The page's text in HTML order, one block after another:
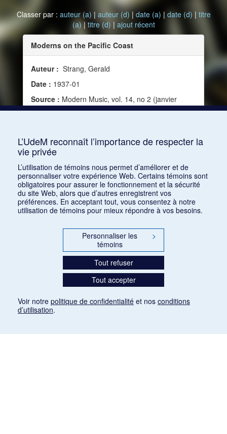
Classer par : auteur (a) | auteur (d) | date (a) | date (d) | titre
(a)| titre (d) | ajout récent
Moderns on the Pacific Coast
Auteur : Strang, Gerald
Date : 1937-01
Source : Modern Music, vol. 14, no 2 (janvier
1937)
L’UdeM reconnaît l’importance de respecter la
vie privée
L’utilisation de témoins nous permet d’améliorer et de
personnaliser votre expérience Web. Certains témoins sont
obligatoires pour assurer le fonctionnement et la sécurité
du site Web, alors que d’autres enregistrent vos
préférences. En acceptant tout, vous consentez à notre
utilisation de témoins pour mieux répondre à vos besoins.
Personnaliser les
témoins
>
Tout refuser
Tout accepter
Voir notre politique de confidentialité et nos conditions
d’utilisation.